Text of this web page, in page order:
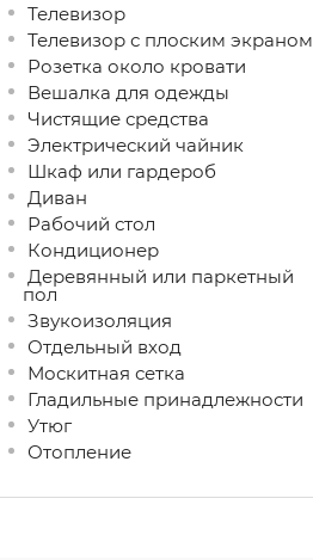
Телевизор
Телевизор с плоским экраном
Розетка около кровати
Вешалка для одежды
Чистящие средства
Электрический чайник
Шкаф или гардероб
Диван
Рабочий стол
Кондиционер
Деревянный или паркетный
пол
Звукоизоляция
Отдельный вход
Москитная сетка
Гладильные принадлежности
Утюг
Отопление